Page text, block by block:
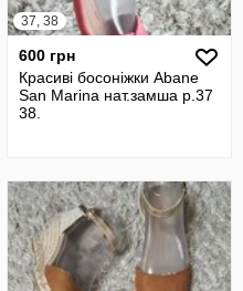
37, 38
600 грн
Красиві босоніжки Abane
San Marina нат.замша р.37
38.